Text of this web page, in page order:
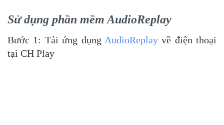
Sử dụng phần mềm AudioReplay
Bước 1: Tải ứng dụng AudioReplayvề điện thoại
tại CH Play